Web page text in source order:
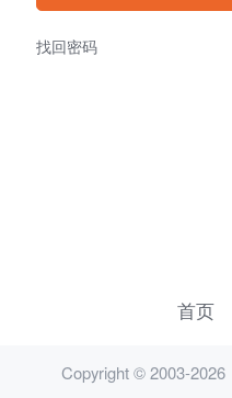
找回密码
首页
Copyright © 2003-2026